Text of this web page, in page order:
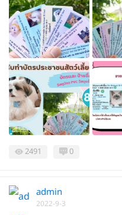
2491 0
admin
2022-9-3